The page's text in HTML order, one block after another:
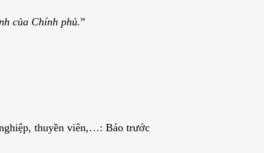
của Chính phủ.”
thuyền viên,…: Báo trước